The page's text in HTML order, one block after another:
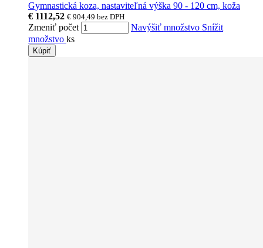
Gymnastická koza, nastaviteľná výška 90 - 120 cm, koža
€ 1112,52 € 904,49 bez DPH
Zmeniť počet Navýšiť množstvo Snížit
množstvo ks
Kúpiť